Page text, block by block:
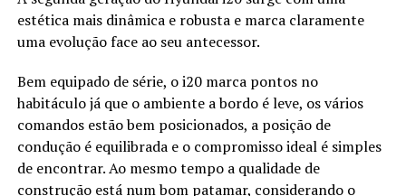
anterior e até que o seu “primo” Volkswagen Golf, já que
nos bancos traseiros não falta espaço para os
vez que oferece 380 litros de capacidade.
Motores
Começando nas unidades a gasolina, esta geração do
Leon conta com os motores 1.0 TSI com 90 cv de
estética mais dinâmica e robusta e marca claramente
uma evolução face ao seu antecessor.
Bem equipado de série, o i20 marca pontos no
habitáculo já que o ambiente a bordo é leve, os vários
comandos estão bem posicionados, a posição de
condução é equilibrada e o compromisso ideal é simples
de encontrar. Ao mesmo tempo a qualidade de
construção está num bom patamar, considerando o